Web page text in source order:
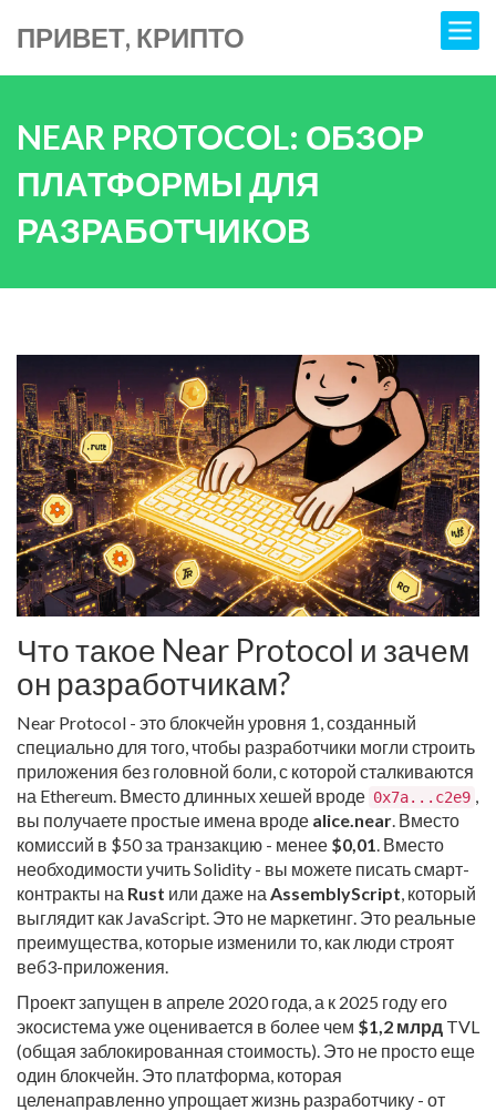
ПРИВЕТ, КРИПТО
NEAR PROTOCOL: ОБЗОР
ПЛАТФОРМЫ ДЛЯ
РАЗРАБОТЧИКОВ
Что такое Near Protocol и зачем
он разработчикам?
Near Protocol - это блокчейн уровня 1, созданный
специально для того, чтобы разработчики могли строить
приложения без головной боли, с которой сталкиваются
на Ethereum. Вместо длинных хешей вроде 0x7a...c2e9
вы получаете простые имена вроде alice.near . Вместо
комиссий в $50 за транзакцию - менее $0,01 . Вместо
необходимости учить Solidity - вы можете писать смарт-
контракты на Rust или даже на AssemblyScript , который
выглядит как JavaScript. Это не маркетинг. Это реальные
преимущества, которые изменили то, как люди строят
веб3-приложения.
Проект запущен в апреле 2020 года, а к 2025 году его
экосистема уже оценивается в более чем $1,2 млрд TVL
(общая заблокированная стоимость). Это не просто еще
один блокчейн. Это платформа, которая
целенаправленно упрощает жизнь разработчику - от